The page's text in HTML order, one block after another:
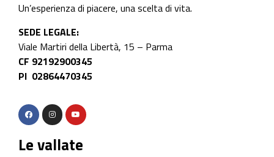
Un’esperienza di piacere, una scelta di vita.
SEDE LEGALE:
Viale Martiri della Libertà, 15 – Parma
CF 92192900345
PI 02864470345
Le vallate